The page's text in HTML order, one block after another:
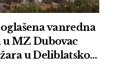
vanredna
u MZ Dubovac
u Deliblatskoj